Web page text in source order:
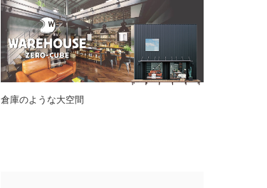
倉庫のような大空間